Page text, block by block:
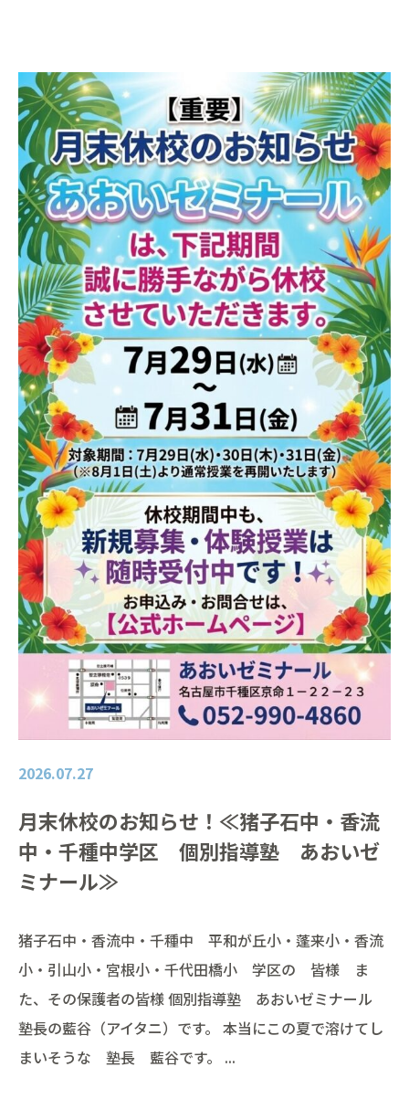
2026.07.27
月末休校のお知らせ！≪猪子石中・香流
中・千種中学区 個別指導塾 あおいゼ
ミナール≫
猪子石中・香流中・千種中 平和が丘小・蓬来小・香流
小・引山小・宮根小・千代田橋小 学区の 皆様 ま
た、その保護者の皆様 個別指導塾 あおいゼミナール
塾長の藍谷（アイタニ）です。 本当にこの夏で溶けてし
まいそうな 塾長 藍谷です。 ...